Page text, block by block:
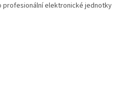
profesionální elektronické jednotky